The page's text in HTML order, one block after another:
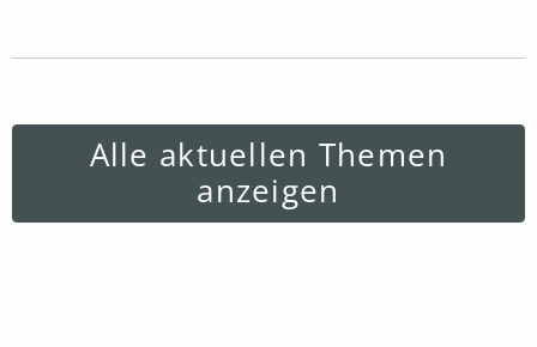
Alle aktuellen Themen
anzeigen